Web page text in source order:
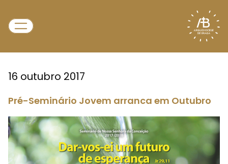
16 outubro 2017
Pré-Seminário Jovem arranca em Outubro